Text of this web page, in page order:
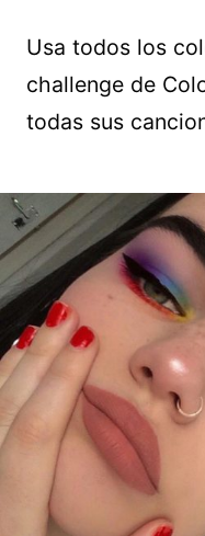
Usa todos los
challenge de
todas sus